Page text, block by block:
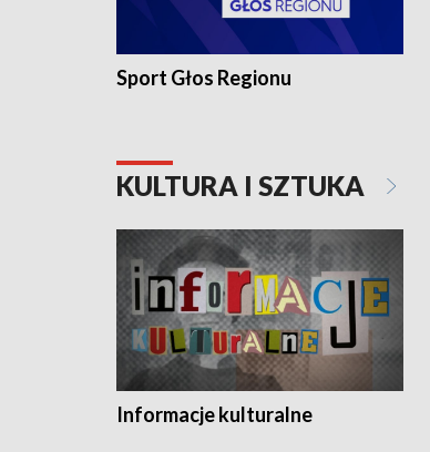
Sport Głos Regionu
KULTURA I SZTUKA
Informacje kulturalne